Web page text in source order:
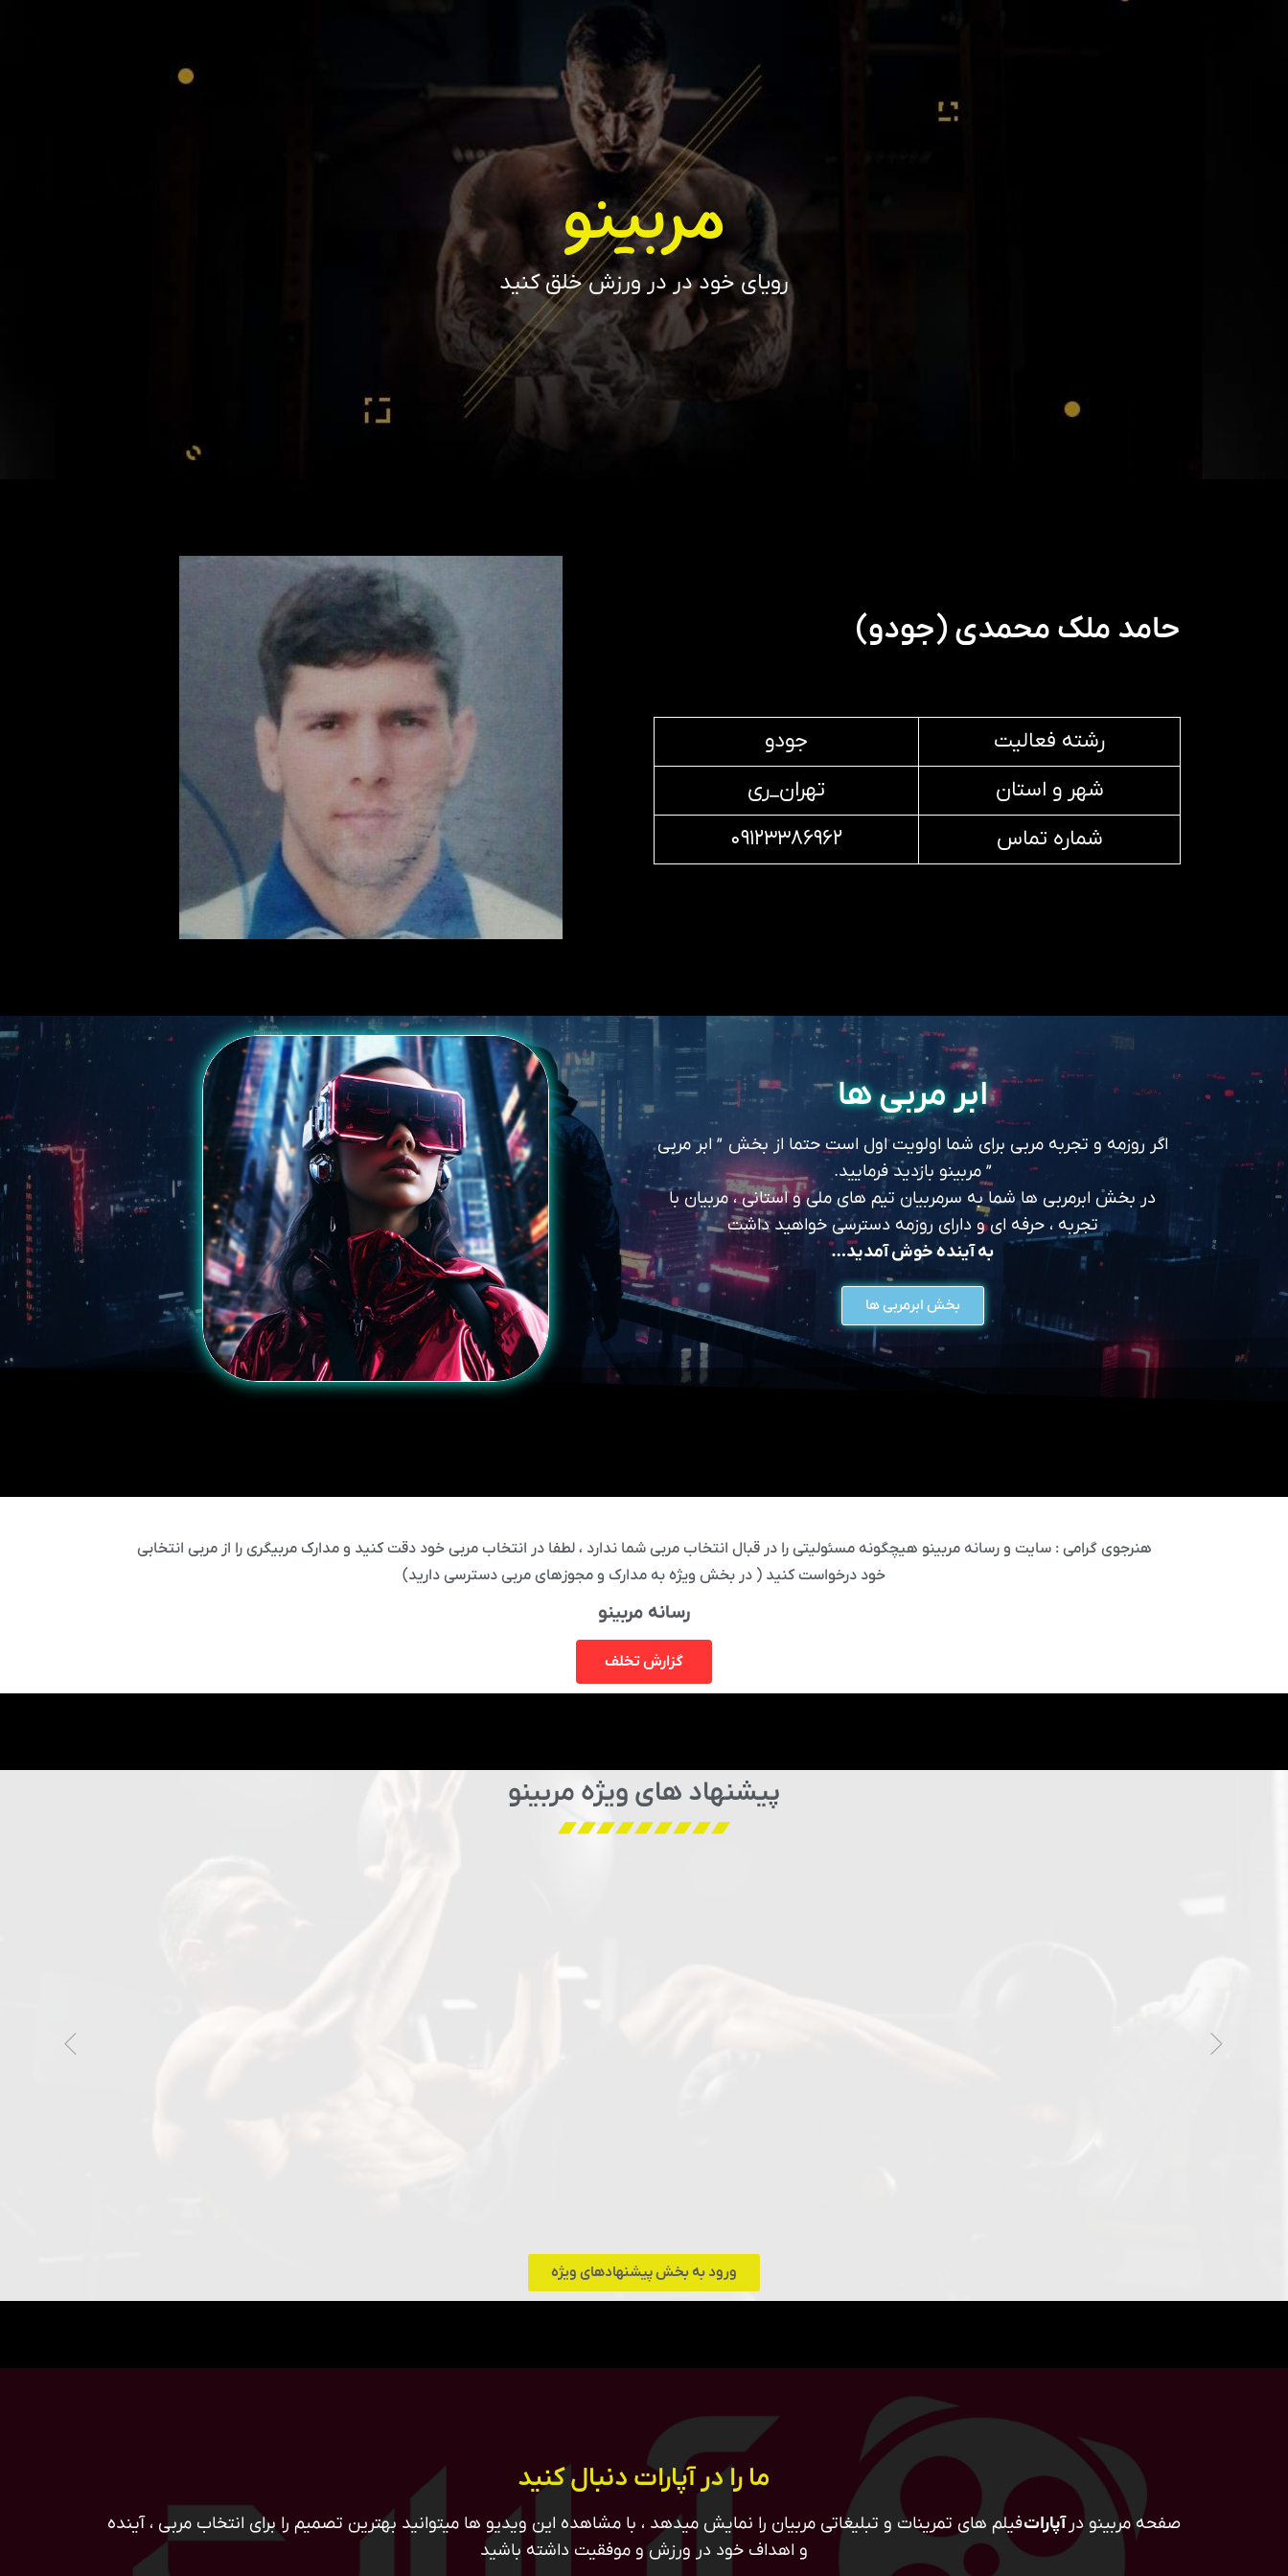
مربینو
رویای خود در در ورزش خلق کنید
حامد ملک محمدی (جودو)
رشته فعالیت
جودو
شهر و استان
تهران_ری
شماره تماس
۰۹۱۲۳۳۸۶۹۶۲
ابر مربی ها
اگر روزمه و تجربه مربی برای شما اولویت اول است حتما از بخش ” ابر مربی
” مربینو بازدید فرمایید.
در بخش ابرمربی ها شما به سرمربیان تیم های ملی و استانی ، مربیان با
تجربه ، حرفه ای و دارای روزمه دسترسی خواهید داشت
به آینده خوش آمدید…
بخش ابرمربی ها
هنرجوی گرامی : سایت و رسانه مربینو هیچگونه مسئولیتی را در قبال انتخاب مربی شما ندارد ، لطفا در انتخاب مربی خود دقت کنید و مدارک مربیگری را از مربی انتخابی
خود درخواست کنید ( در بخش ویژه به مدارک و مجوزهای مربی دسترسی دارید)
رسانه مربینو
گزارش تخلف
پیشنهاد های ویژه مربینو
ورود به بخش پیشنهادهای ویژه
ما را در آپارات دنبال کنید
صفحه مربینو در آپاراتفیلم های تمرینات و تبلیغاتی مربیان را نمایش میدهد ، با مشاهده این ویدیو ها میتوانید بهترین تصمیم را برای انتخاب مربی ، آینده
و اهداف خود در ورزش و موفقیت داشته باشید